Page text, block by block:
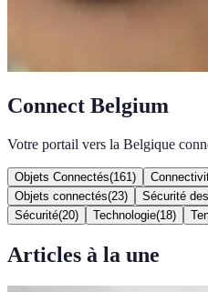
Connect Belgium
Votre portail vers la Belgique
Objets Connectés(161 )
Objets connectés(23) Sécurité
Sécurité(20) Technologie(18)
Articles à la une